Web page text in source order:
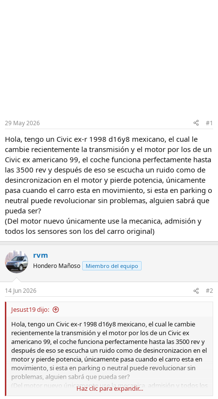
29 May 2026 #1
Hola, tengo un Civic ex-r 1998 d16y8 mexicano, el cual le
cambie recientemente la transmisión y el motor por los de un
Civic ex americano 99, el coche funciona perfectamente hasta
las 3500 rev y después de eso se escucha un ruido como de
desincronizacion en el motor y pierde potencia, únicamente
pasa cuando el carro esta en movimiento, si esta en parking o
neutral puede revolucionar sin problemas, alguien sabrá que
pueda ser?
(Del motor nuevo únicamente use la mecanica, admisión y
todos los sensores son los del carro original)
rvm
Hondero Mañoso Miembro del equipo
14 Jun 2026 #2
Jesust19 dijo:
Hola, tengo un Civic ex-r 1998 d16y8 mexicano, el cual le cambie
recientemente la transmisión y el motor por los de un Civic ex
americano 99, el coche funciona perfectamente hasta las 3500 rev y
después de eso se escucha un ruido como de desincronizacion en el
motor y pierde potencia, únicamente pasa cuando el carro esta en
movimiento, si esta en parking o neutral puede revolucionar sin
problemas, alguien sabrá que pueda ser?
(Del motor nuevo únicamente use la mecanica, admisión y todos los
sensores son los del carro original)
Haz clic para expandir...